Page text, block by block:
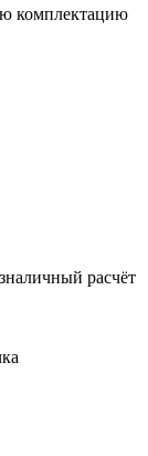
комплектацию
расчёт